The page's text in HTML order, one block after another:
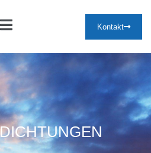
Kontakt